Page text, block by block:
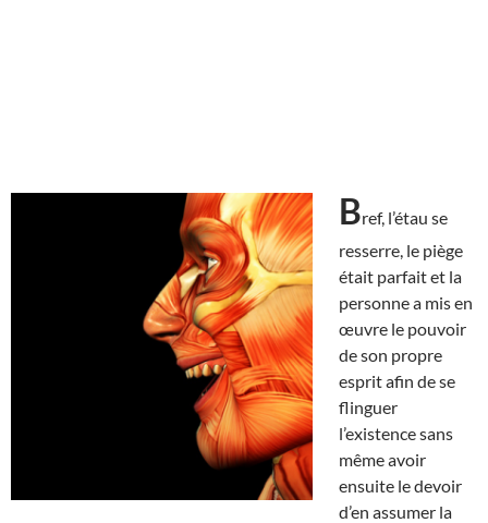
Bref, l’étau se
resserre, le piège
était parfait et la
personne a mis en
œuvre le pouvoir
de son propre
esprit afin de se
flinguer
l’existence sans
même avoir
ensuite le devoir
d’en assumer la